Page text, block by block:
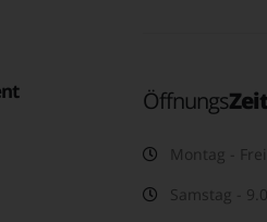
Öffnungs
Montag -
Samstag -